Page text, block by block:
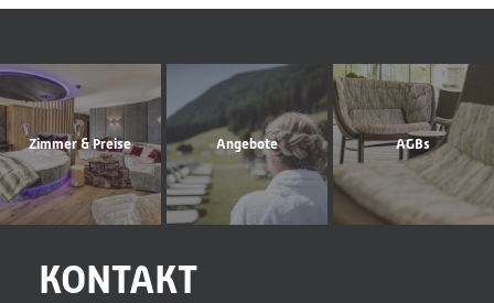
Zimmer & Preise Angebote AGBs
KONTAKT
*Pflichtfelder
Anfragen